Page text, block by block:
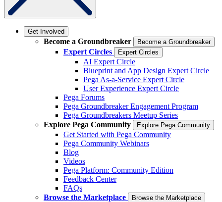
Get Involved
Become a Groundbreaker Become a Groundbreaker
Expert Circles Expert Circles
AI Expert Circle
Blueprint and App Design Expert Circle
Pega As-a-Service Expert Circle
User Experience Expert Circle
Pega Forums
Pega Groundbreaker Engagement Program
Pega Groundbreakers Meetup Series
Explore Pega Community
Explore Pega Community
Get Started with Pega Community
Pega Community Webinars
Blog
Videos
Pega Platform: Community Edition
Feedback Center
FAQs
Browse the Marketplace
Browse the Marketplace